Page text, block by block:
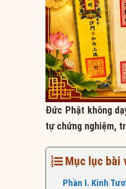
Đức Phật không
tự chứng nghiệm,
Mục lục bài
Phần I. Kinh